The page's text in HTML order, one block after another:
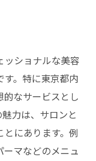
ッショナルな美容
。特に東京都内
なサービスとし
力は、サロンと
にあります。例
マなどのメニュ